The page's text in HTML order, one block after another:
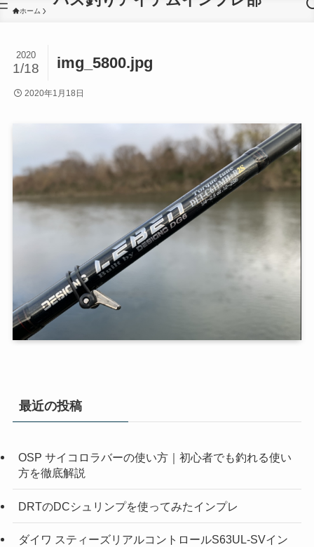
ホーム
img_5800.jpg
2020
1/18
2020年1月18日
最近の投稿
OSP サイコロラバーの使い方｜初心者でも釣れる使い
方を徹底解説
DRTのDCシュリンプを使ってみたインプレ
ダイワ スティーズリアルコントロールS63UL-SVイン